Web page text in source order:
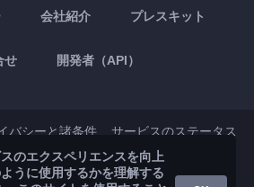
会社紹介 プレスキット
せ 開発者（API）
バシーと諸条件 サービスのステータス
Google Play
のエクスペリエンスを向上
うに使用するかを理解する